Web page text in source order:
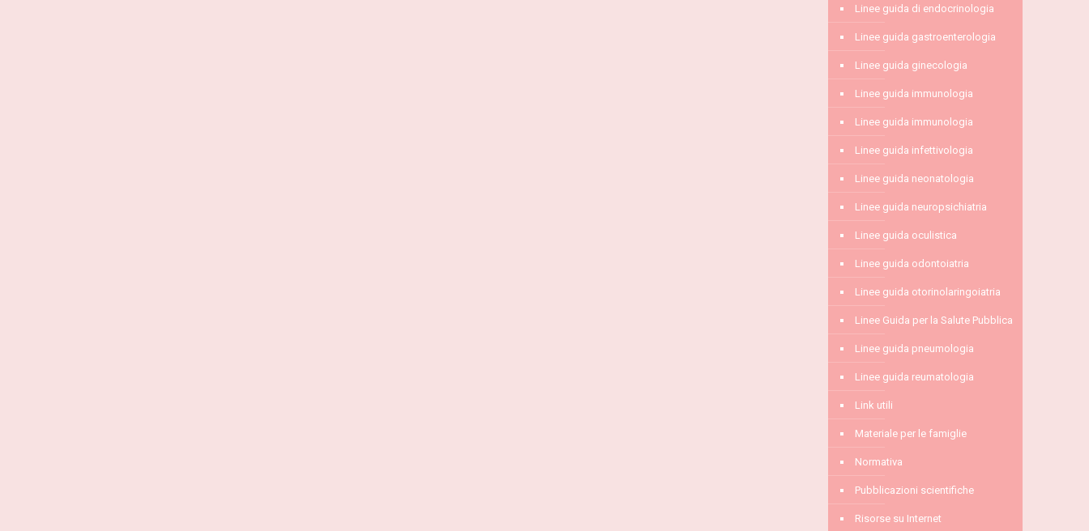
Linee guida di endocrinologia
Linee guida gastroenterologia
Linee guida ginecologia
Linee guida immunologia
Linee guida immunologia
Linee guida infettivologia
Linee guida neonatologia
Linee guida neuropsichiatria
Linee guida oculistica
Linee guida odontoiatria
Linee guida otorinolaringoiatria
Linee Guida per la Salute Pubblica
Linee guida pneumologia
Linee guida reumatologia
Link utili
Materiale per le famiglie
Normativa
Pubblicazioni scientifiche
Risorse su Internet